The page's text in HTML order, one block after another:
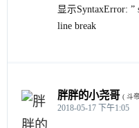
显示SyntaxError: ”
line break
胖胖的小尧哥 ( 斗
2018-05-17 下午1:05